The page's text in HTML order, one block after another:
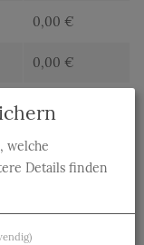
0,00 €
0,00 €
19,18
welche
Details finden